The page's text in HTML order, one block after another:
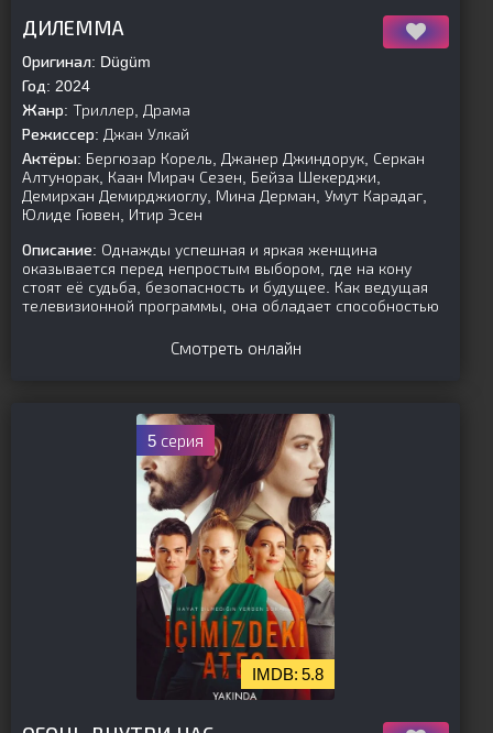
ДИЛЕММА
Оригинал: Dügüm
Год: 2024
Жанр: Триллер, Драма
Режиссер: Джан Улкай
Актёры: Бергюзар Корель, Джанер Джиндорук, Серкан
Алтунорак, Каан Мирач Сезен, Бейза Шекерджи,
Демирхан Демирджиоглу, Мина Дерман, Умут Карадаг,
Юлиде Гювен, Итир Эсен
Описание: Однажды успешная и яркая женщина
оказывается перед непростым выбором, где на кону
стоят её судьба, безопасность и будущее. Как ведущая
телевизионной программы, она обладает способностью
Смотреть онлайн
5 серия
5.8